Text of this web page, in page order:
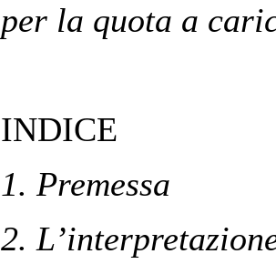
per la quota a
INDICE
1. Premessa
2.